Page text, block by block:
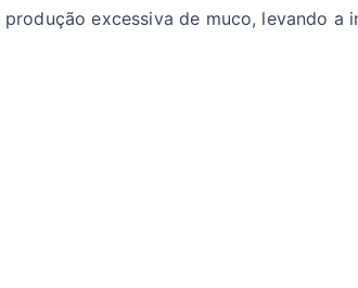
excessiva de muco, levando a